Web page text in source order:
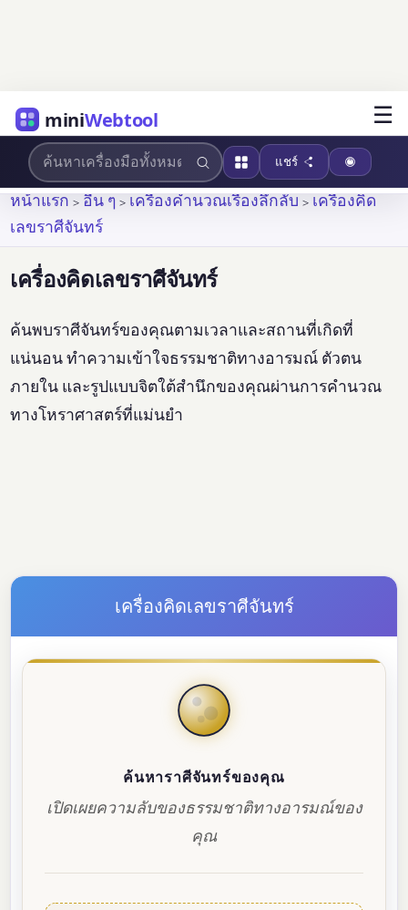
miniWebtool ☰
แชร์
หน้าแรก > อื่น ๆ> เครื่องคำนวณเรื่องลึกลับ > เครื่องคิด
เลขราศีจันทร์
เครื่องคิดเลขราศีจันทร์
ค้นพบราศีจันทร์ของคุณตามเวลาและสถานที่เกิดที่
แน่นอน ทำความเข้าใจธรรมชาติทางอารมณ์ ตัวตน
ภายใน และรูปแบบจิตใต้สำนึกของคุณผ่านการคำนวณ
ทางโหราศาสตร์ที่แม่นยำ
เครื่องคิดเลขราศีจันทร์
ค้นหาราศีจันทร์ของคุณ
เปิดเผยความลับของธรรมชาติทางอารมณ์ของ
คุณ